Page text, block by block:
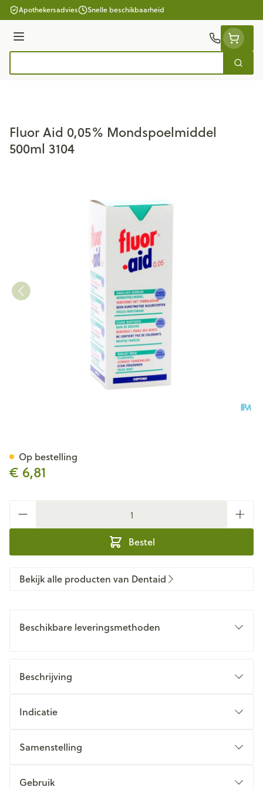
Ga naar de inhoud
Apothekersadvies Snelle beschikbaarheid
Menu
Zoek
Fluor Aid 0,05% Mondspoelmiddel
500ml 3104
€ 6,81
Bestel
Op bestelling
Bekijk alle producten van Dentaid
Beschikbare leveringsmethoden
Beschrijving
Indicatie
Samenstelling
Gebruik